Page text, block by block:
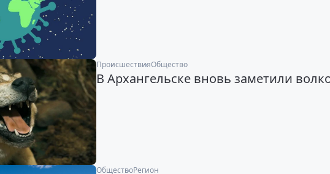
ПроисшествияОбщество
В Архангельске вновь заметили
ОбществоРегион